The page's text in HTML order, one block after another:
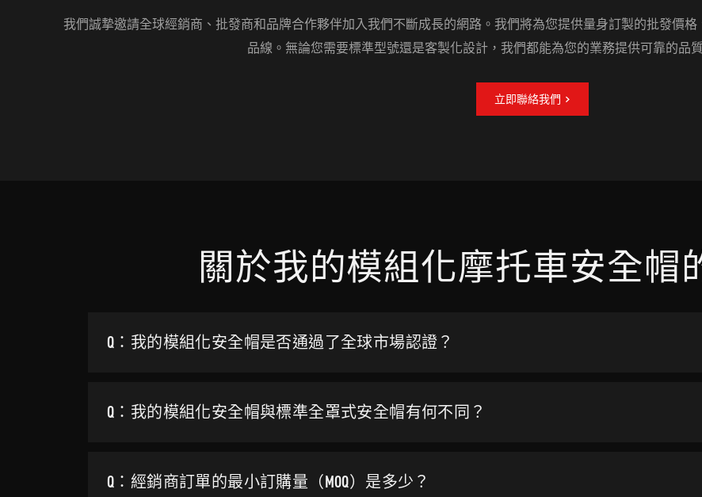
我們誠摯邀請全球經銷商、批發商和品牌合作夥伴加入我們不斷成長的網路。我們將為您提供量身訂製的批發價
品線。無論您需要標準型號還是客製化設計，我們都能為您的業務提供可靠的品
立即聯絡我們 >
關於我的模組化摩托車安全帽
Q：我的模組化安全帽是否通過了全球市場認證？
Q：我的模組化安全帽與標準全罩式安全帽有何不同？
Q：經銷商訂單的最小訂購量（MOQ）是多少？